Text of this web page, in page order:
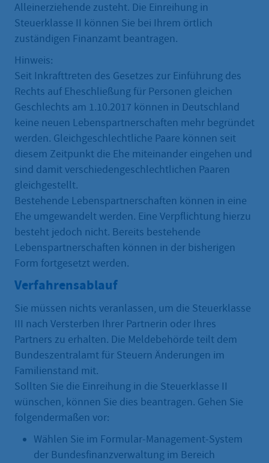
Alleinerziehende zusteht. Die Einreihung in
Steuerklasse II können Sie bei Ihrem örtlich
zuständigen Finanzamt beantragen.
Hinweis:
Seit Inkrafttreten des Gesetzes zur Einführung des
Rechts auf Eheschließung für Personen gleichen
Geschlechts am 1.10.2017 können in Deutschland
keine neuen Lebenspartnerschaften mehr begründet
werden. Gleichgeschlechtliche Paare können seit
diesem Zeitpunkt die Ehe miteinander eingehen und
sind damit verschiedengeschlechtlichen Paaren
gleichgestellt.
Bestehende Lebenspartnerschaften können in eine
Ehe umgewandelt werden. Eine Verpflichtung hierzu
besteht jedoch nicht. Bereits bestehende
Lebenspartnerschaften können in der bisherigen
Form fortgesetzt werden.
Verfahrensablauf
Sie müssen nichts veranlassen, um die Steuerklasse
III nach Versterben Ihrer Partnerin oder Ihres
Partners zu erhalten. Die Meldebehörde teilt dem
Bundeszentralamt für Steuern Änderungen im
Familienstand mit.
Sollten Sie die Einreihung in die Steuerklasse II
wünschen, können Sie dies beantragen. Gehen Sie
folgendermaßen vor:
Wählen Sie im Formular-Management-System
der Bundesfinanzverwaltung im Bereich